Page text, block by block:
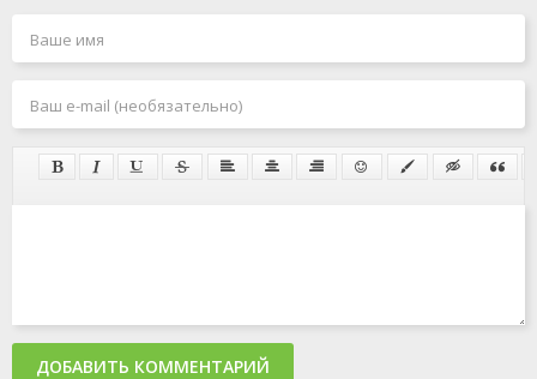
ДОБАВИТЬ КОММЕНТАРИЙ